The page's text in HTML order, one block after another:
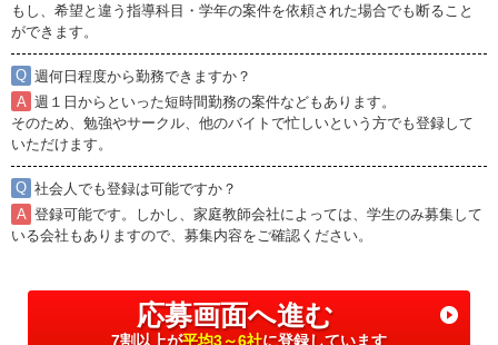
もし、希望と違う指導科目・学年の案件を依頼された場合でも断ること
ができます。
週何日程度から勤務できますか？
週１日からといった短時間勤務の案件などもあります。
そのため、勉強やサークル、他のバイトで忙しいという方でも登録して
いただけます。
社会人でも登録は可能ですか？
登録可能です。しかし、家庭教師会社によっては、学生のみ募集して
いる会社もありますので、募集内容をご確認ください。
応募画面へ進む
7割以上が平均3～6社に登録しています